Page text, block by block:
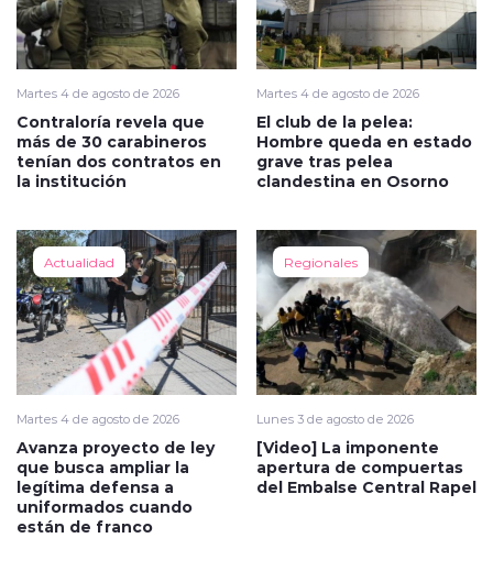
Martes 4 de agosto de 2026
Contraloría revela que
más de 30 carabineros
tenían dos contratos en
la institución
Martes 4 de agosto de 2026
El club de la pelea:
Hombre queda en estado
grave tras pelea
clandestina en Osorno
Actualidad
Martes 4 de agosto de 2026
Avanza proyecto de ley
que busca ampliar la
legítima defensa a
uniformados cuando
están de franco
Regionales
Lunes 3 de agosto de 2026
[Video] La imponente
apertura de compuertas
del Embalse Central Rapel